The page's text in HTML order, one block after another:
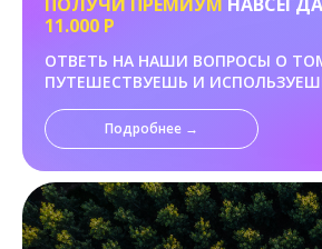
11.000 Р
ОТВЕТЬ НА НАШИ ВОПРОСЫ О
ПУТЕШЕСТВУЕШЬ И
Подробнее →